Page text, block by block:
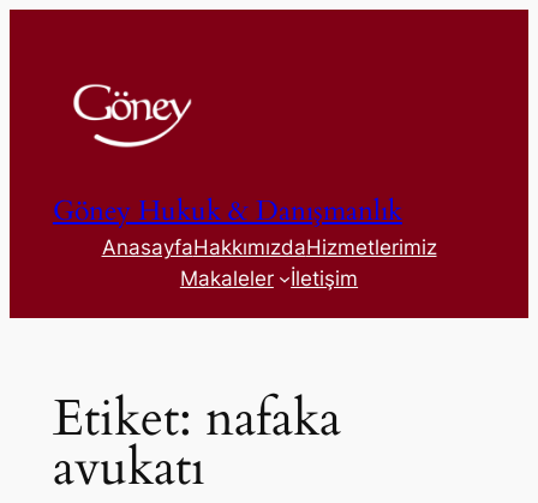
Göney Hukuk & Danışmanlık
AnasayfaHakkımızdaHizmetlerimiz
Makaleler
İletişim
Etiket: nafaka
avukatı